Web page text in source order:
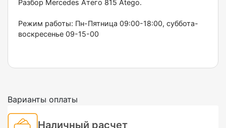
Разбор Меrсеdеs Атего 815 Аtеgо.
Режим работы: Пн-Пятница 09:00-18:00, суббота-
воскресенье 09-15-00
Варианты оплаты
Наличный расчет